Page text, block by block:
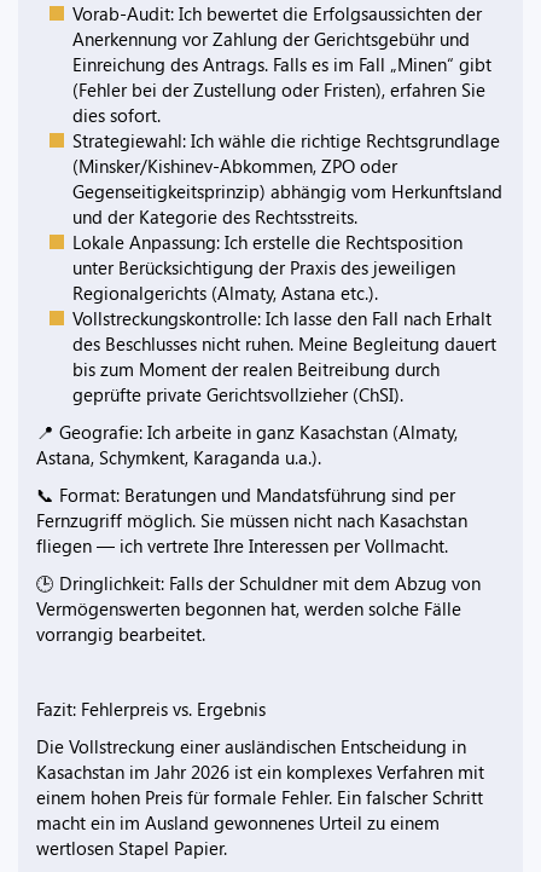
Vorab-Audit: Ich bewertet die Erfolgsaussichten der
Anerkennung vor Zahlung der Gerichtsgebühr und
Einreichung des Antrags. Falls es im Fall „Minen“ gibt
(Fehler bei der Zustellung oder Fristen), erfahren Sie
dies sofort.
Strategiewahl: Ich wähle die richtige Rechtsgrundlage
(Minsker/Kishinev-Abkommen, ZPO oder
Gegenseitigkeitsprinzip) abhängig vom Herkunftsland
und der Kategorie des Rechtsstreits.
Lokale Anpassung: Ich erstelle die Rechtsposition
unter Berücksichtigung der Praxis des jeweiligen
Regionalgerichts (Almaty, Astana etc.).
Vollstreckungskontrolle: Ich lasse den Fall nach Erhalt
des Beschlusses nicht ruhen. Meine Begleitung dauert
bis zum Moment der realen Beitreibung durch
geprüfte private Gerichtsvollzieher (ChSI).
📍 Geografie: Ich arbeite in ganz Kasachstan (Almaty,
Astana, Schymkent, Karaganda u.a.).
📞 Format: Beratungen und Mandatsführung sind per
Fernzugriff möglich. Sie müssen nicht nach Kasachstan
fliegen — ich vertrete Ihre Interessen per Vollmacht.
🕒 Dringlichkeit: Falls der Schuldner mit dem Abzug von
Vermögenswerten begonnen hat, werden solche Fälle
vorrangig bearbeitet.
Fazit: Fehlerpreis vs. Ergebnis
Die Vollstreckung einer ausländischen Entscheidung in
Kasachstan im Jahr 2026 ist ein komplexes Verfahren mit
einem hohen Preis für formale Fehler. Ein falscher Schritt
macht ein im Ausland gewonnenes Urteil zu einem
wertlosen Stapel Papier.